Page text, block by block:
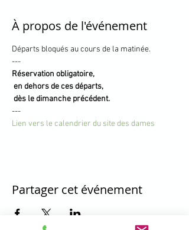
À propos de l'événement
Départs bloqués au cours de la matinée.
---
Réservation obligatoire,
dès le dimanche précédent.
---
Lien vers le calendrier du site des dames
Partager cet événement